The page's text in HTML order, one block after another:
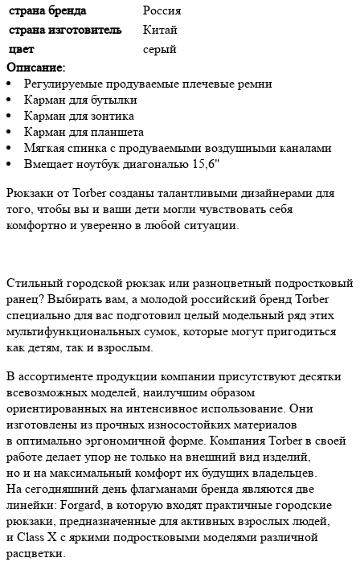
страна бренда
Россия
страна изготовитель
Китай
цвет
серый
Описание:
Регулируемые продуваемые плечевые ремни
Карман для бутылки
Карман для зонтика
Карман для планшета
Мягкая спинка с продуваемыми воздушными каналами
Вмещает ноутбук диагональю 15,6"
Рюкзаки от Torber созданы талантливыми дизайнерами для
того, чтобы вы и ваши дети могли чувствовать себя
комфортно и уверенно в любой ситуации.
Стильный городской рюкзак или разноцветный подростковый
ранец? Выбирать вам, а молодой российский бренд Torber
специально для вас подготовил целый модельный ряд этих
мультифункциональных сумок, которые могут пригодиться
как детям, так и взрослым.
В ассортименте продукции компании присутствуют десятки
всевозможных моделей, наилучшим образом
ориентированных на интенсивное использование. Они
изготовлены из прочных износостойких материалов
в оптимально эргономичной форме. Компания Torber в своей
работе делает упор не только на внешний вид изделий,
но и на максимальный комфорт их будущих владельцев.
На сегодняшний день флагманами бренда являются две
линейки: Forgard, в которую входят практичные городские
рюкзаки, предназначенные для активных взрослых людей,
и Class X с яркими подростковыми моделями различной
расцветки.